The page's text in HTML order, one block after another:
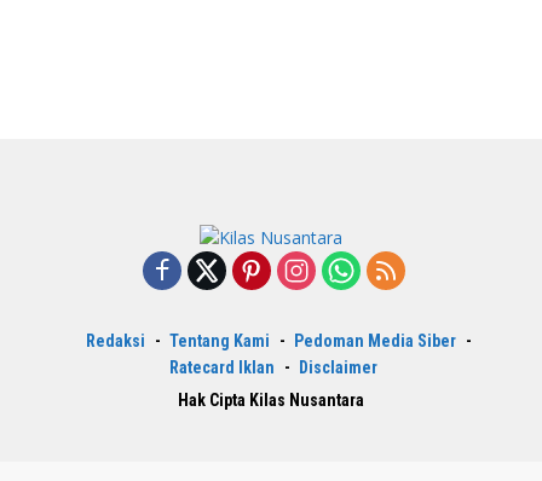
Redaksi Tentang Kami
Pedoman Media Siber
Ratecard Iklan
Disclaimer
Hak Cipta Kilas Nusantara